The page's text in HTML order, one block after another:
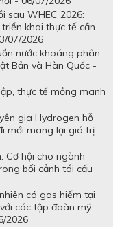
sau WHEC 2026:
khai thực tế cần
07/2026
nước khoáng phân
Bản và Hàn Quốc -
thực tế mỏng manh
gia Hydrogen hỗ
mới mang lại giá trị
Cơ hội cho ngành
bối cảnh tái cấu
có gas hiếm tại
các tập đoàn mỹ
2026